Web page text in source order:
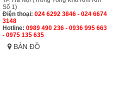
Số 1)
Điện thoại: 024 6292 3846 - 024 6674
3148
Hotline: 0989 490 236 - 0936 995 663
- 0975 135 635
BẢN ĐỒ